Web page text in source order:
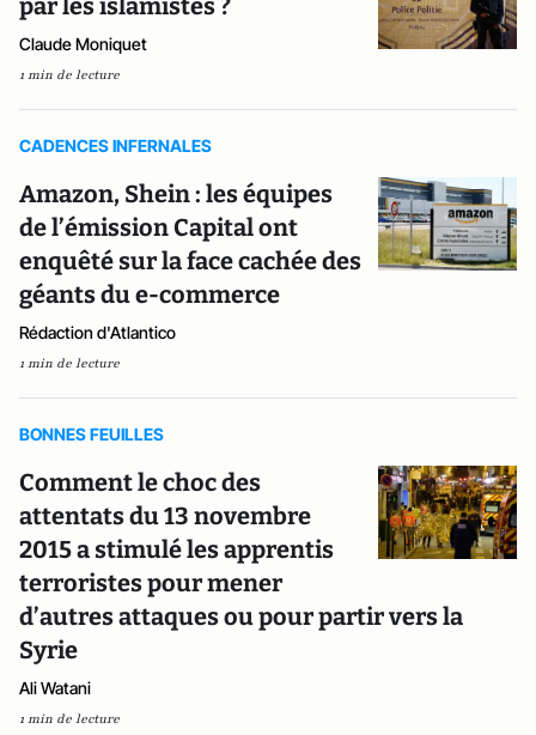
par les islamistes ?
Claude Moniquet
1 min de lecture
CADENCES INFERNALES
Amazon, Shein : les équipes
de l’émission Capital ont
enquêté sur la face cachée des
géants du e-commerce
Rédaction d'Atlantico
1 min de lecture
BONNES FEUILLES
Comment le choc des
attentats du 13 novembre
2015 a stimulé les apprentis
terroristes pour mener
d’autres attaques ou pour partir vers la
Syrie
Ali Watani
1 min de lecture